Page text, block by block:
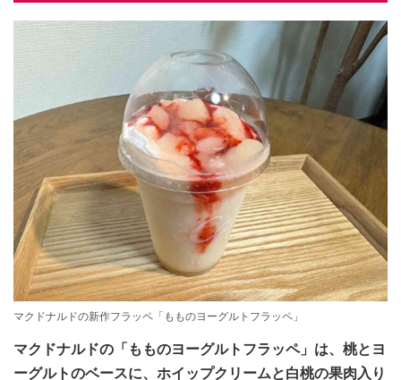
マクドナルドの新作フラッペ「もものヨーグルトフラッペ」
マクドナルドの「もものヨーグルトフラッペ」は、桃とヨ
ーグルトのベースに、ホイップクリームと白桃の果肉入り